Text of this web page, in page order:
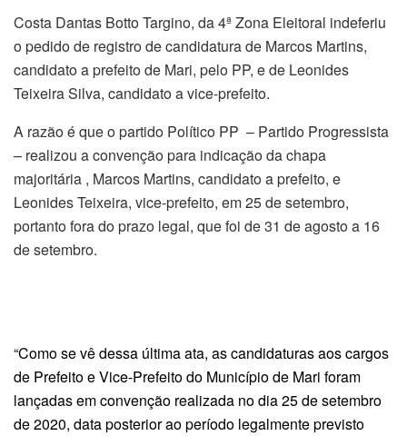
Costa Dantas Botto Targino, da 4ª Zona Eleitoral indeferiu
o pedido de registro de candidatura de Marcos Martins,
candidato a prefeito de Mari, pelo PP, e de Leonides
Teixeira Silva, candidato a vice-prefeito.
A razão é que o partido Político PP – Partido Progressista
– realizou a convenção para indicação da chapa
majoritária , Marcos Martins, candidato a prefeito, e
Leonides Teixeira, vice-prefeito, em 25 de setembro,
portanto fora do prazo legal, que foi de 31 de agosto a 16
de setembro.
“Como se vê dessa última ata, ascandidaturasaos cargos
de Prefeito e Vice-Prefeito do Município de Mari foram
lançadas emconvenção realizada no dia25 de setembro
de 2020, data posterior ao período legalmente previsto